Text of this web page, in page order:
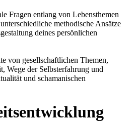
Fragen entlang von Lebensthemen
methodische Ansätze
deines persönlichen
von gesellschaftlichen Themen,
Wege der Selbsterfahrung und
und schamanischen